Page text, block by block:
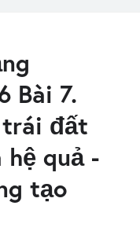
Bài 7.
trái đất
quả -
tạo